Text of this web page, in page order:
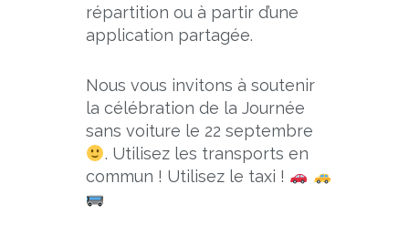
répartition ou à partir d’une
application partagée.
Nous vous invitons à soutenir
la célébration de la Journée
sans voiture le 22 septembre
. Utilisez les transports en
commun ! Utilisez le taxi !